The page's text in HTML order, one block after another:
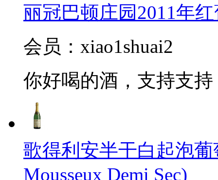
丽冠巴顿庄园2011年红
会员：xiao1shuai2
你好喝的酒，支持支持
歌得利安半干白起泡葡
Mousseux Demi Sec)